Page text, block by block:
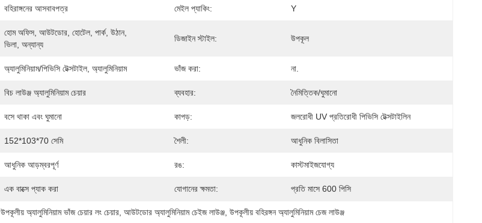
বহিরাঙ্গনের আসবাবপত্র মেইল প্যাকিং: Y
হোম অফিস, আউটডোর, হোটেল, পার্ক, উঠান,
ভিলা, অন্যান্য
ডিজাইন স্টাইল: উপকূল
অ্যালুমিনিয়াম/পিভিসি টেক্সটাইল, অ্যালুমিনিয়াম ভাঁজ করা: না.
বিচ লাউঞ্জ অ্যালুমিনিয়াম চেয়ার ব্যবহার: নৈমিত্তিক/ঘুমানো
বসে থাকা এবং ঘুমানো কাপড়: জলরোধী UV প্রতিরোধী পিভিসি টেক্সটাইলিন
152*103*70 সেমি শৈলী: আধুনিক বিলাসিতা
আধুনিক আড়ম্বরপূর্ণ রঙ: কাস্টমাইজযোগ্য
এক বাক্সে প্যাক করা যোগানের ক্ষমতা: প্রতি মাসে 600 পিসি
উপকূলীয় অ্যালুমিনিয়াম ভাঁজ চেয়ার লং চেয়ার , আউটডোর অ্যালুমিনিয়াম চেইজ লাউঞ্জ , উপকূলীয় বহিরঙ্গন অ্যালুমিনিয়াম চেজ লাউঞ্জ